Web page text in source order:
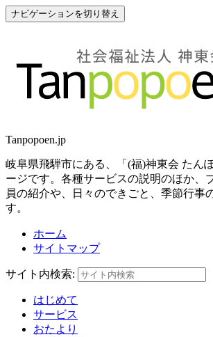
ナビゲーションを切り替え
Tanpopoen.jp
岐阜県飛騨市にある、「(福)神東会 たん
ージです。各種サービスの説明のほか、
員の紹介や、日々のできごと、季節行事
す。
ホーム
サイトマップ
サイト内検索:
はじめて
サービス
おたより